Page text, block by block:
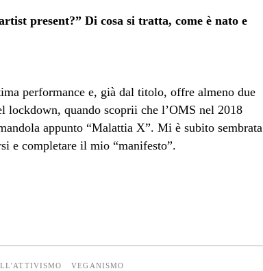
present?” Di cosa si tratta, come è nato e
performance e, già dal titolo, offre almeno due
quando scoprii che l’OMS nel 2018
appunto “Malattia X”. Mi è subito sembrata
e completare il mio “manifesto”.
VEGANISMO